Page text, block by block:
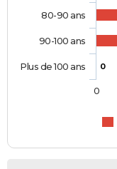
0
80-90 ans
90-100 ans
Plus de 100 ans
0